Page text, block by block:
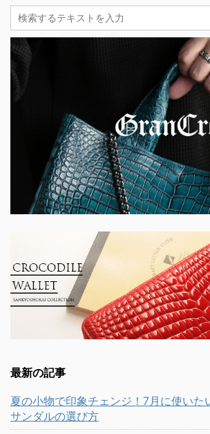
最新の記事
夏の小物で印象チェンジ！7月に使いた
サンダルの選び方